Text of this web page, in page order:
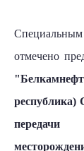
отмечено
республика)
передачи